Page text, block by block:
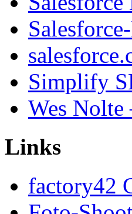
Simplify
Wes
Links
factory42